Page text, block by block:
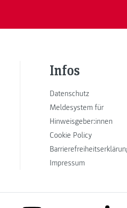
Infos
Datenschutz
Meldesystem für
Hinweisgeber:innen
Cookie Policy
Impressum